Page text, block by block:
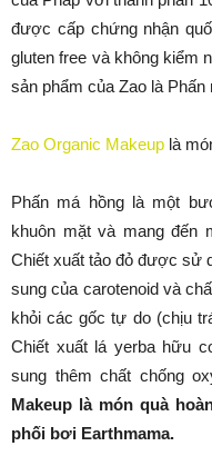
được cấp chứng nhận
gluten free và không kiểm
sản phẩm của Zao là
Zao Organic Makeup là
Phấn má hồng là một
khuôn mặt và mang đến
Chiết xuất tảo đỏ được sử
sung của carotenoid và
khỏi các gốc tự do (chịu
Chiết xuất lá yerba hữu
sung thêm chất chống
Makeup là món quà
phối bơi Earthmama.